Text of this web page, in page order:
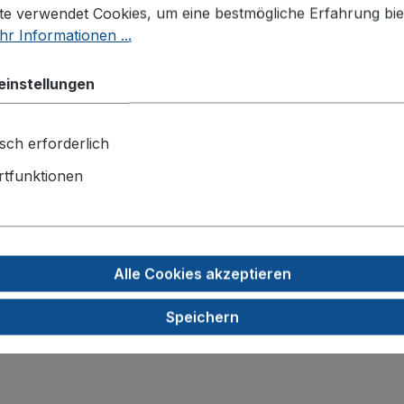
Volumen: 1-200 µl, lose"
1000 Stück
verwendet Cookies, um eine bestmögliche Erfahrung
Informationen ...
erforderlich
Alle Cookies akzeptieren
Speichern